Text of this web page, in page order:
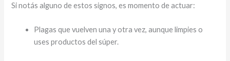
Si notás alguno de estos signos, es momento de actuar:
Plagas que vuelven una y otra vez, aunque limpies o
uses productos del súper.